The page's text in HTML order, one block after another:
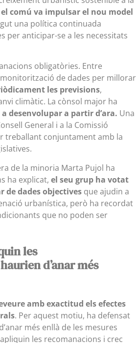
el comú va impulsar el nou model
una política continuada
per anticipar-se a les necessitats
obligatòries. Entre
de dades per millorar
les previsions,
climàtic. La cònsol major ha
desenvolupar a partir d’ara. Una
General i a la Comissió
treballant conjuntament amb la
de la minoria Marta Pujol ha
ha explicat, el seu grup ha votat
de dades objectives que ajudin a
urbanística, però ha recordat
que no poden ser
les
d’anar més
amb exactitud els efectes
. Per aquest motiu, ha defensat
més enllà de les mesures
les recomanacions i crec